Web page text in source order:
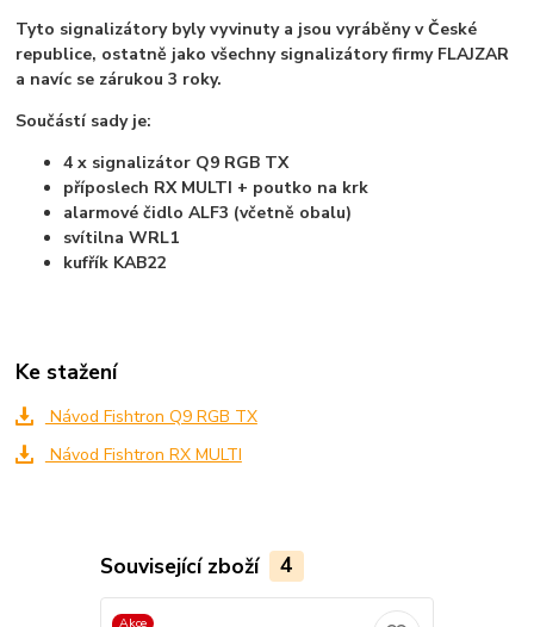
Tyto signalizátory byly vyvinuty a jsou vyráběny v České
republice, ostatně jako všechny signalizátory firmy FLAJZAR
a navíc se zárukou 3 roky.
Součástí sady je:
4 x signalizátor Q9 RGB TX
příposlech RX MULTI + poutko na krk
alarmové čidlo ALF3 (včetně obalu)
svítilna WRL1
kufřík KAB22
Ke stažení
Návod Fishtron Q9 RGB TX
Návod Fishtron RX MULTI
Související zboží 4
Akce